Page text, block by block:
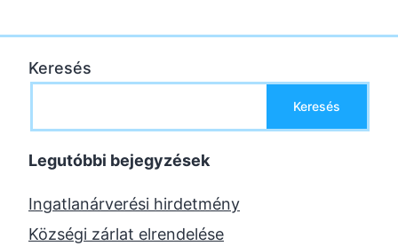
Keresés
Keresés
Legutóbbi bejegyzések
Ingatlanárverési hirdetmény
Községi zárlat elrendelése